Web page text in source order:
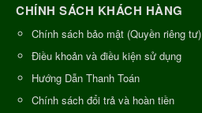
CHÍNH SÁCH KHÁCH HÀNG
Chính sách bảo mật (Quyền riêng tư)
Điều khoản và điều kiện sử dụng
Hướng Dẫn Thanh Toán
Chính sách đổi trả và hoàn tiền